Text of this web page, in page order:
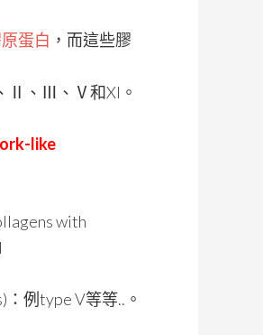
蛋白 ，而這些膠
Ⅱ、Ⅲ、Ⅴ和XI。
like
with
例type V等等..。